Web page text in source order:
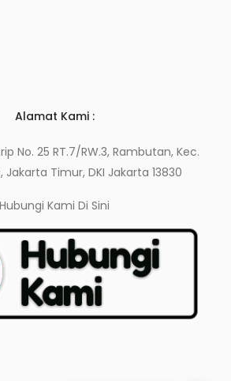
Alamat Kami :
No. 25 RT.7/RW.3, Rambutan, Kec.
Jakarta Timur, DKI Jakarta 13830
Hubungi Kami Di Sini